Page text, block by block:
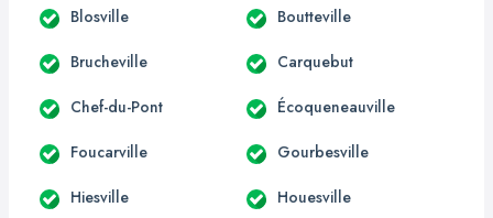
Blosville Boutteville
Brucheville Carquebut
Chef-du-Pont Écoqueneauville
Foucarville Gourbesville
Hiesville Houesville